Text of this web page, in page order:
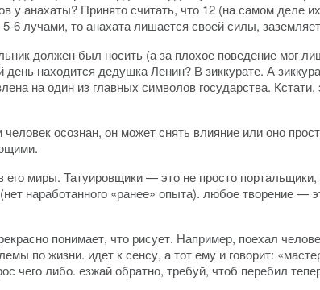
у анахаты? Принято считать, что 12 (на самом деле
6 лучами, то анахата лишается своей силы,
должен был носить (а за плохое поведение мог
день находится дедушка Ленин? В зиккурате. А
на один из главных символов государства.
осознан, он может снять влияние или оно
миры. Татуировщики — это не просто
наработанного «ранее» опыта). любое творение —
понимает, что рисует. Например, поехал
по жизни. идет к сенсу, а тот ему и говорит:
чего либо. езжай обратно, требуй, чтоб перебил